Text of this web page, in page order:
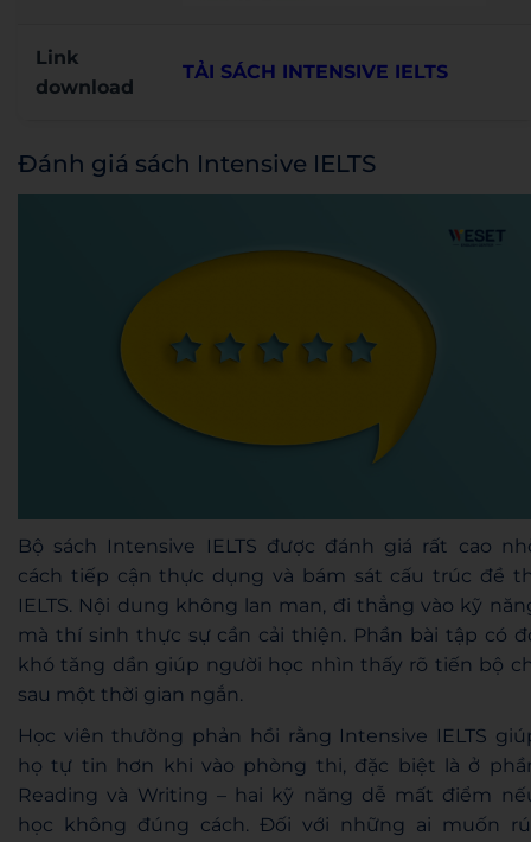
Link
download
TẢI SÁCH INTENSIVE IELTS
Đánh giá sách Intensive IELTS
Bộ sách Intensive IELTS được đánh giá rất cao
cách tiếp cận thực dụng và bám sát cấu trúc đề
IELTS. Nội dung không lan man, đi thẳng vào kỹ
mà thí sinh thực sự cần cải thiện. Phần bài tập có
khó tăng dần giúp người học nhìn thấy rõ tiến bộ
sau một thời gian ngắn.
Học viên thường phản hồi rằng Intensive IELTS
họ tự tin hơn khi vào phòng thi, đặc biệt là ở
Reading và Writing – hai kỹ năng dễ mất điểm
học không đúng cách. Đối với những ai muốn